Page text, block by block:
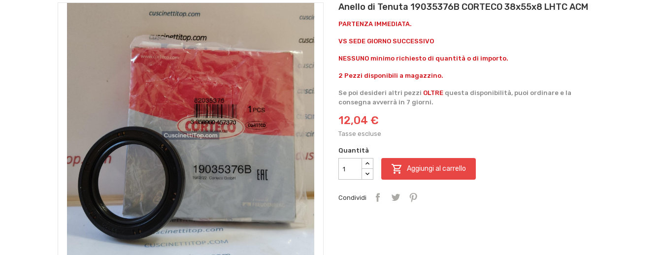
Anello di Tenuta 19035376B CORTECO 38x55x8 LHTC ACM
PARTENZA IMMEDIATA.
VS SEDE GIORNO SUCCESSIVO
NESSUNO minimo richiesto di quantità o di importo.
2 Pezzi disponibili a magazzino.
Se poi desideri altri pezzi OLTRE questa disponibilità, puoi ordinare e la
consegna avverrà in 7 giorni.
12,04 €
Tasse escluse
Quantità
 Aggiungi al carrello
Condividi